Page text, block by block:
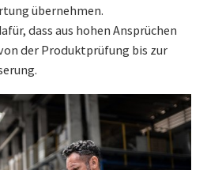
übernehmen.
dass aus hohen Ansprüchen
der Produktprüfung bis zur